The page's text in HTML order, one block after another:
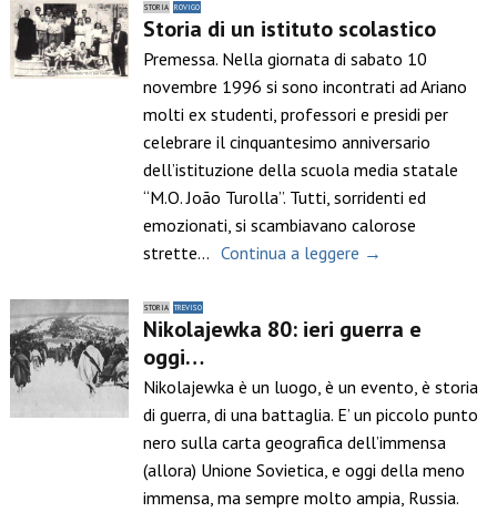
STORIA ROVIGO
Storia di un istituto scolastico
Premessa. Nella giornata di sabato 10
novembre 1996 si sono incontrati ad Ariano
molti ex studenti, professori e presidi per
celebrare il cinquantesimo anniversario
dell’istituzione della scuola media statale
“M.O. João Turolla”. Tutti, sorridenti ed
emozionati, si scambiavano calorose
strette… Continua a leggere →
STORIA TREVISO
Nikolajewka 80: ieri guerra e
oggi…
Nikolajewka è un luogo, è un evento, è storia
di guerra, di una battaglia. E’ un piccolo punto
nero sulla carta geografica dell’immensa
(allora) Unione Sovietica, e oggi della meno
immensa, ma sempre molto ampia, Russia.